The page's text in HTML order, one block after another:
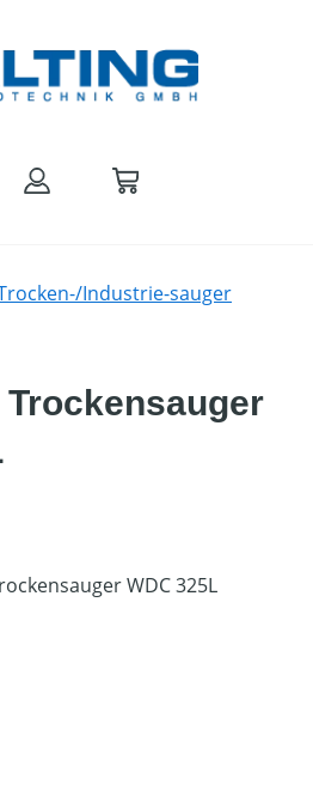
Industrie-sauger